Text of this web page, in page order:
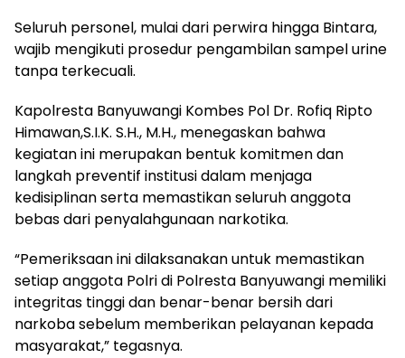
Seluruh personel, mulai dari perwira hingga Bintara,
wajib mengikuti prosedur pengambilan sampel urine
tanpa terkecuali.
Kapolresta Banyuwangi Kombes Pol Dr. Rofiq Ripto
Himawan,S.I.K. S.H., M.H., menegaskan bahwa
kegiatan ini merupakan bentuk komitmen dan
langkah preventif institusi dalam menjaga
kedisiplinan serta memastikan seluruh anggota
bebas dari penyalahgunaan narkotika.
“Pemeriksaan ini dilaksanakan untuk memastikan
setiap anggota Polri di Polresta Banyuwangi memiliki
integritas tinggi dan benar-benar bersih dari
narkoba sebelum memberikan pelayanan kepada
masyarakat,” tegasnya.